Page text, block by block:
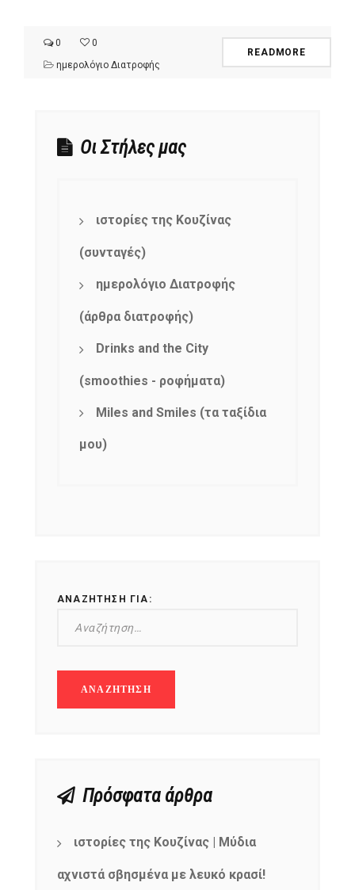
0
0
ημερολόγιο Διατροφής
READMORE
Οι Στήλες μας
ιστορίες της Κουζίνας
(συνταγές)
ημερολόγιο Διατροφής
(άρθρα διατροφής)
Drinks and the City
(smoothies - ροφήματα)
Miles and Smiles (τα ταξίδια
μου)
ΑΝΑΖΉΤΗΣΗ ΓΙΑ:
Πρόσφατα άρθρα
ιστορίες της Κουζίνας | Μύδια
αχνιστά σβησμένα με λευκό κρασί!